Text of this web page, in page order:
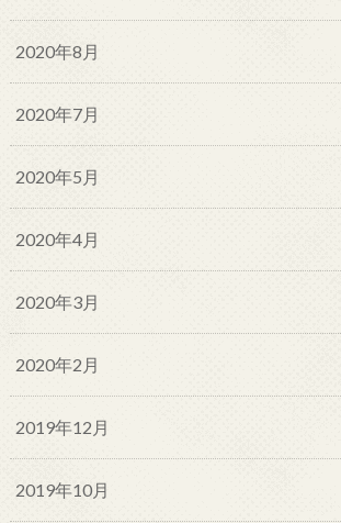
2020年8月
2020年7月
2020年5月
2020年4月
2020年3月
2020年2月
2019年12月
2019年10月